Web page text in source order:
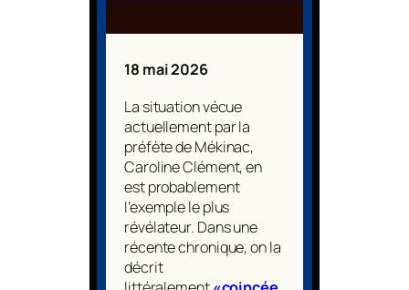
18 mai 2026
La situation vécue
actuellement par la
préfète de Mékinac,
Caroline Clément, en
est probablement
l’exemple le plus
révélateur. Dans une
récente chronique, on la
décrit